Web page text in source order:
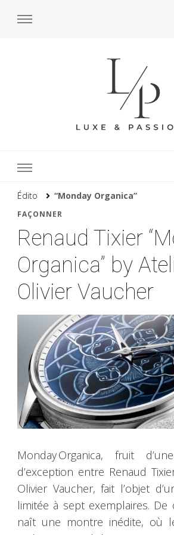
Édito “Monday Organica”
FAÇONNER
Renaud Tixier
Organica” by
Olivier Vaucher
Monday Organica, fruit
d’exception entre Renaud
Olivier Vaucher, fait l’objet
limitée à sept exemplaires.
naît une montre inédite, où